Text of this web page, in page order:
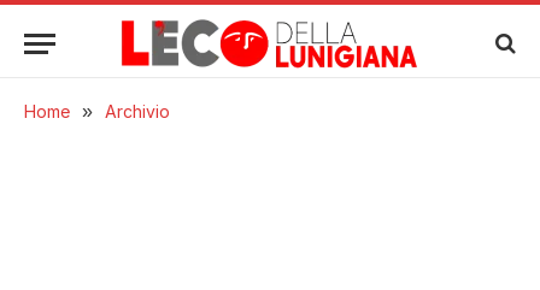
Home » Archivio